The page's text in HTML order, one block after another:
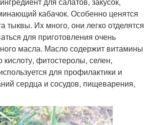
кабачок. Особенно ценятся
тыквы. Их много, они легко отделятся
для приготовления очень
масла. Масло содержит витамины
фитостеролы, селен,
для профилактики и
сердца и сосудов, пищеварения,